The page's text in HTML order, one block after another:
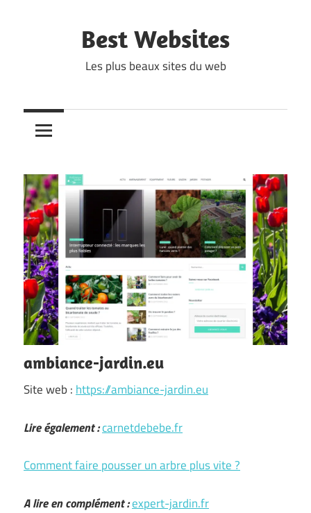
Best Websites
Les plus beaux sites du web
ambiance-jardin.eu
Site web : https://ambiance-jardin.eu
Lire également :carnetdebebe.fr
Comment faire pousser un arbre plus vite ?
A lire en complément :expert-jardin.fr